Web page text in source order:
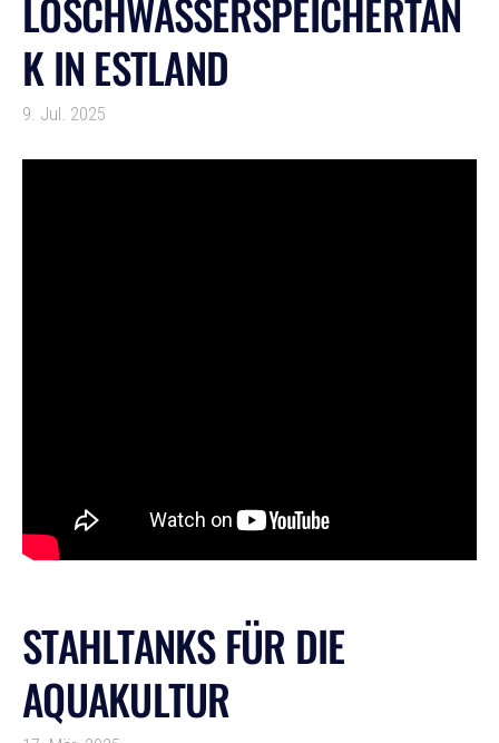
LÖSCHWASSERSPEICHERTAN
K IN ESTLAND
9. Jul. 2025
STAHLTANKS FÜR DIE
AQUAKULTUR